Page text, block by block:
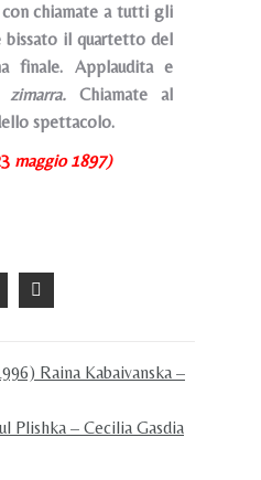
chiamate a tutti gli
il quartetto del
finale. Applaudita e
zimarra.Chiamate al
spettacolo.
maggio 1897)
Raina Kabaivanska –
Plishka – Cecilia Gasdia